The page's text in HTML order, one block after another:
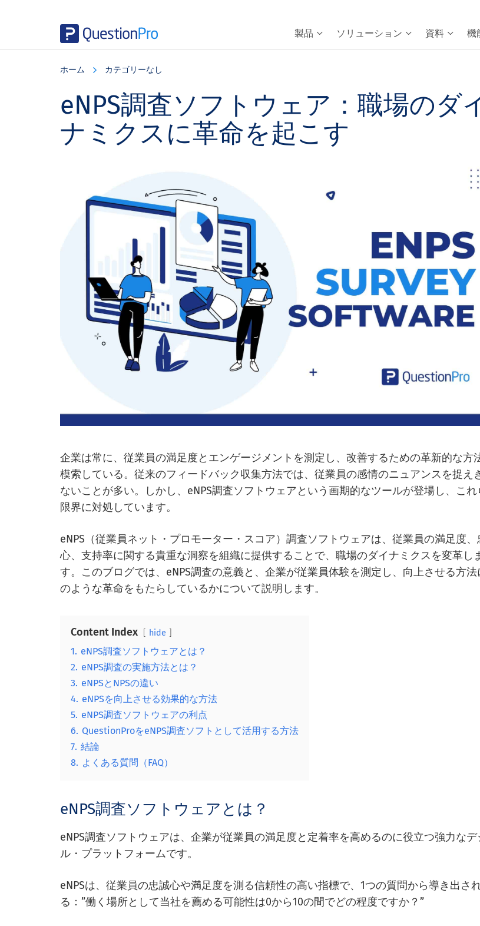
製品 ソリューション 資料 機
ホーム カテゴリーなし
eNPS調査ソフトウェア：職場のダ
ナミクスに革命を起こす
企業は常に、従業員の満足度とエンゲージメントを測定し、改善するための革新的な方
模索している。従来のフィードバック収集方法では、従業員の感情のニュアンスを捉え
ないことが多い。しかし、eNPS調査ソフトウェアという画期的なツールが登場し、これ
限界に対処しています。
eNPS（従業員ネット・プロモーター・スコア）調査ソフトウェアは、従業員の満足度、
心、支持率に関する貴重な洞察を組織に提供することで、職場のダイナミクスを変革し
す。このブログでは、eNPS調査の意義と、企業が従業員体験を測定し、向上させる方法
のような革命をもたらしているかについて説明します。
Content Index hide
1. eNPS調査ソフトウェアとは？
2. eNPS調査の実施方法とは？
3. eNPSとNPSの違い
4. eNPSを向上させる効果的な方法
5. eNPS調査ソフトウェアの利点
6. QuestionProをeNPS調査ソフトとして活用する方法
7. 結論
8. よくある質問（FAQ）
eNPS調査ソフトウェアとは？
eNPS調査ソフトウェアは、企業が従業員の満足度と定着率を高めるのに役立つ強力なデ
ル・プラットフォームです。
eNPSは、従業員の忠誠心や満足度を測る信頼性の高い指標で、1つの質問から導き出さ
る：”働く場所として当社を薦める可能性は0から10の間でどの程度ですか？”